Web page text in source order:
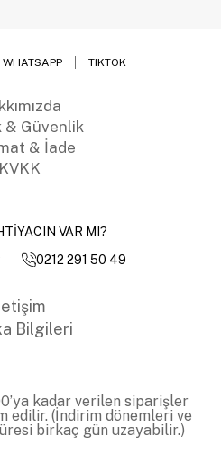
WHATSAPP TIKTOK
& Güvenlik
& İade
KVKK
VAR MI?
0212 291 50 49
Bilgileri
kadar verilen siparişler
edilir. (İndirim dönemleri ve
birkaç gün uzayabilir.)